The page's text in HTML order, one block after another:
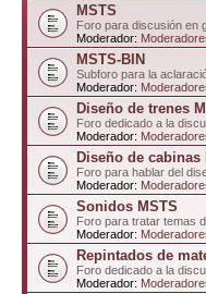
MSTS
Foro para discusión en
Moderador:
MSTS-BIN
Subforo para la
Moderador:
Diseño de trenes
Foro dedicado a la
Moderador:
Diseño de cabinas
Foro para hablar del
Moderador:
Sonidos MSTS
Foro para tratar temas
Moderador:
Repintados de
Foro dedicado a la
Moderador: